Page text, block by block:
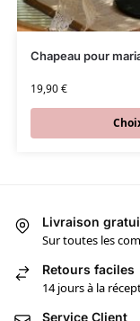
Chapeau pour
19,90€
Livraison
Sur toutes les
Retours faciles
14 jours à la
Service Client